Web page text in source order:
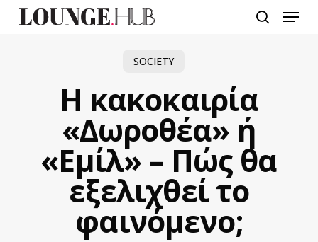
Menu
SOCIETY
Η κακοκαιρία
«Δωροθέα» ή
«Εμίλ» – Πώς θα
εξελιχθεί το
φαινόμενο;